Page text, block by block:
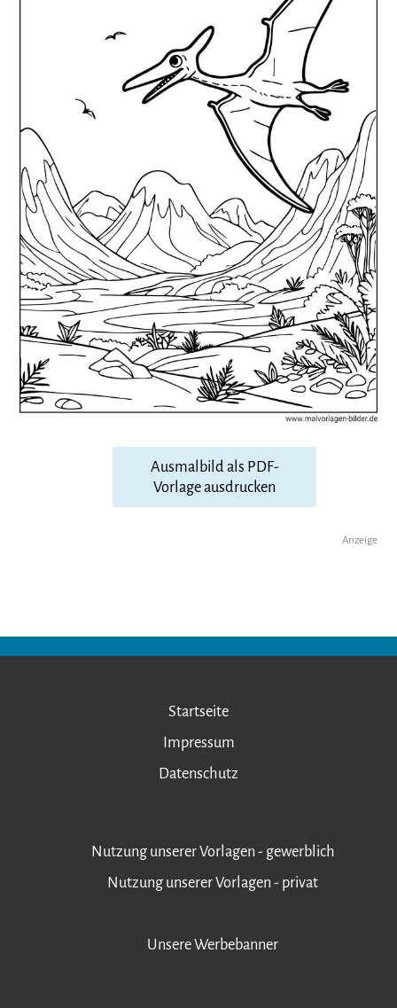
Ausmalbild als PDF-
Vorlage ausdrucken
Anzeige
Startseite
Impressum
Datenschutz
Nutzung unserer Vorlagen - gewerblich
Nutzung unserer Vorlagen - privat
Unsere Werbebanner